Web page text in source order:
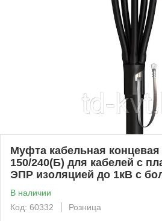
Муфта кабельная
150/240(Б) для кабелей с
ЭПР изоляцией до 1кВ с
В наличии
Код: 60332
Розница